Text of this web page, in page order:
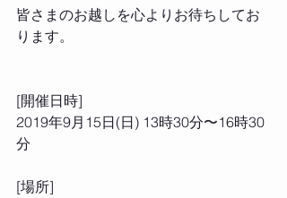
皆さまのお越しを心よりお待ちしてお
ります。
[開催日時]
2019年9月15日(日) 13時30分〜16時30
分
[場所]